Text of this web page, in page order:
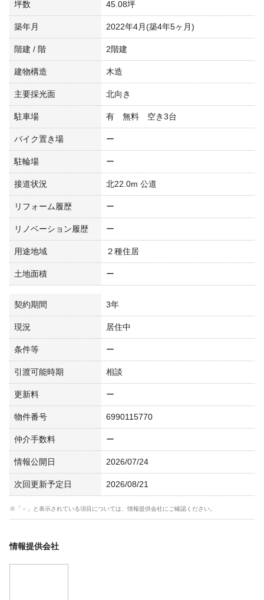
坪数 45.08坪
築年月 2022年4月(築4年5ヶ月)
階建 / 階 2階建
建物構造 木造
主要採光面 北向き
駐車場 有 無料 空き3台
バイク置き場 ー
駐輪場 ー
接道状況 北22.0m 公道
リフォーム履歴 ー
リノベーション履歴 ー
用途地域 ２種住居
土地面積 ー
契約期間 3年
現況 居住中
条件等 ー
引渡可能時期 相談
更新料 ー
物件番号 6990115770
仲介手数料 ー
情報公開日 2026/07/24
次回更新予定日 2026/08/21
※「－」と表示されている項目については、情報提供会社にご確認ください。
情報提供会社